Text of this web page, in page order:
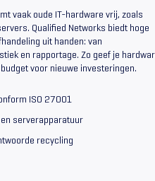
vaak oude IT-hardware vrij, zoals
Qualified Networks biedt hoge
uit handen: van
en rapportage. Zo geef je
voor nieuwe investeringen.
ISO 27001
serverapparatuur
recycling